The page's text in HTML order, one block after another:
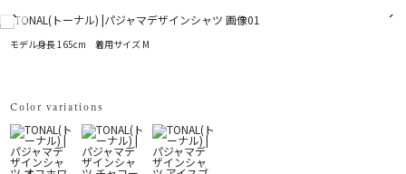
モデル身長 165cm 着用サイズ M
Color variations